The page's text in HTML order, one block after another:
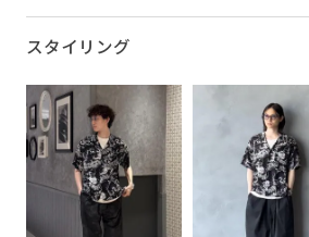
スタイリング